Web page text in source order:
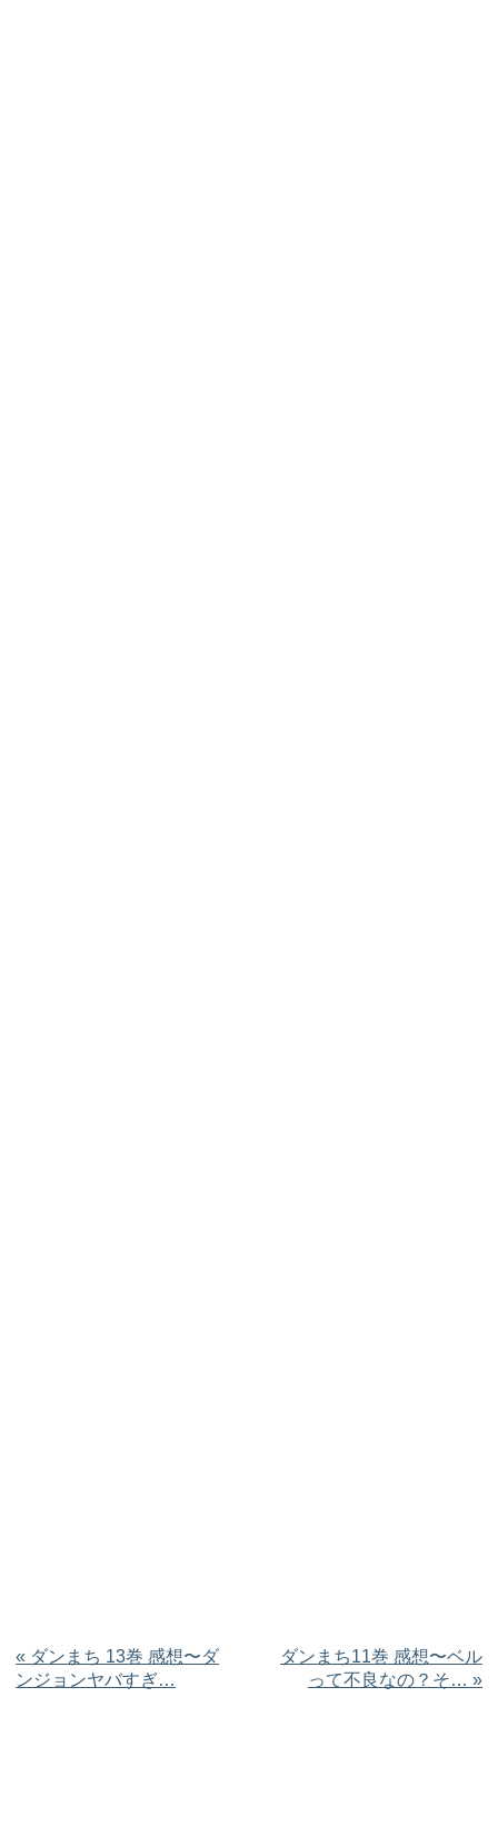
« ダンまち 13巻 感想〜ダ
ンジョンヤバすぎ…
ダンまち11巻 感想〜ベル
って不良なの？そ… »